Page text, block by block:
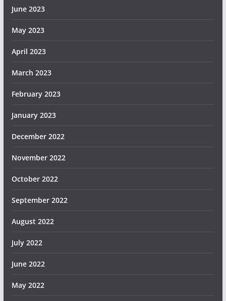
June 2023
May 2023
April 2023
March 2023
February 2023
January 2023
December 2022
November 2022
October 2022
September 2022
August 2022
July 2022
June 2022
May 2022